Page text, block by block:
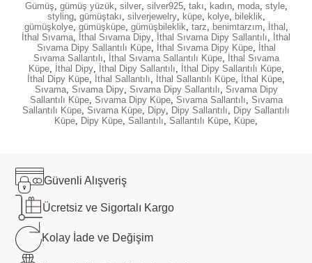
Gümüş, gümüş yüzük, silver, silver925, takı, kadın, moda, style,
styling, gümüştakı, silverjewelry, küpe, kolye, bileklik,
gümüşkolye, gümüşküpe, gümüşbileklik, tarz, benimtarzım, İthal ,
İthal Sıvama, İthal Sıvama Dipy, İthal Sıvama Dipy Sallantılı, İthal
Sıvama Dipy Sallantılı Küpe, İthal Sıvama Dipy Küpe, İthal
Sıvama Sallantılı, İthal Sıvama Sallantılı Küpe, İthal Sıvama
Küpe, İthal Dipy, İthal Dipy Sallantılı, İthal Dipy Sallantılı Küpe,
İthal Dipy Küpe, İthal Sallantılı, İthal Sallantılı Küpe, İthal Küpe,
Sıvama, Sıvama Dipy, Sıvama Dipy Sallantılı, Sıvama Dipy
Sallantılı Küpe, Sıvama Dipy Küpe, Sıvama Sallantılı, Sıvama
Sallantılı Küpe, Sıvama Küpe, Dipy, Dipy Sallantılı, Dipy Sallantılı
Küpe, Dipy Küpe, Sallantılı, Sallantılı Küpe, Küpe,
Güvenli Alışveriş
Ücretsiz ve Sigortalı Kargo
Kolay İade ve Değişim